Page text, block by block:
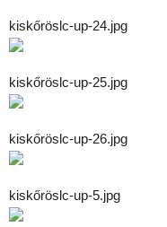
kiskőröslc-up-24.jpg
kiskőröslc-up-25.jpg
kiskőröslc-up-26.jpg
kiskőröslc-up-5.jpg